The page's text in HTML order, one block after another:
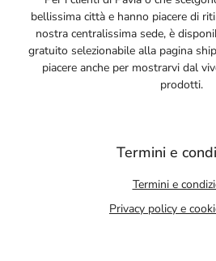
bellissima città e hanno piacere di
nostra centralissima sede, è
gratuito selezionabile alla pagina
piacere anche per mostrarvi dal
prodotti.
Termini e
Termini e
Privacy policy e